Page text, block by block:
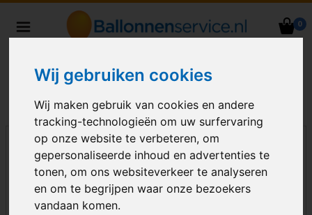
Wij gebruiken cookies
Wij maken gebruik van cookies en andere
tracking-technologieën om uw surfervaring
op onze website te verbeteren, om
gepersonaliseerde inhoud en advertenties te
tonen, om ons websiteverkeer te analyseren
en om te begrijpen waar onze bezoekers
vandaan komen.
0
Nederland